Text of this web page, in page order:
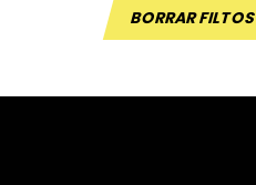
BORRAR FILTOS